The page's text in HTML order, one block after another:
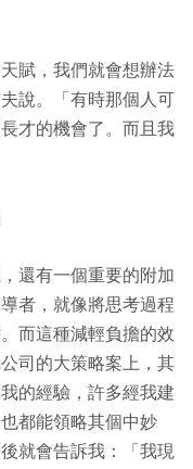
賦，我們就會想辦法
說。「有時那個人可
才的機會了。而且我
還有一個重要的附加
者，就像將思考過程
而這種減輕負擔的效
司的大策略案上，其
的經驗，許多經我建
都能領略其個中妙
就會告訴我：「我現